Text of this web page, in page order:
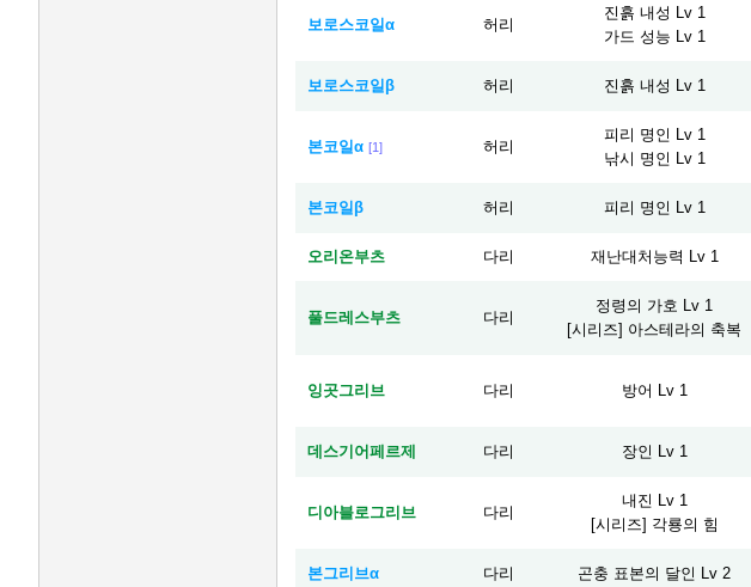
보로스코일α 허리
진흙 내성 Lv 1
가드 성능 Lv 1
보로스코일β 허리 진흙 내성 Lv 1
본코일α [1] 허리
피리 명인 Lv 1
낚시 명인 Lv 1
본코일β 허리 피리 명인 Lv 1
오리온부츠 다리 재난대처능력 Lv 1
풀드레스부츠 다리
정령의 가호 Lv 1
[시리즈] 아스테라의 축복
잉곳그리브 다리 방어 Lv 1
데스기어페르제 다리 장인 Lv 1
디아블로그리브 다리
내진 Lv 1
[시리즈] 각룡의 힘
본그리브α 다리 곤충 표본의 달인 Lv 2